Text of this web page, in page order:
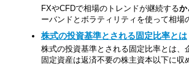
FXやCFDで相場のトレンドが継続するか
ーバンドとボラティリティを使って相場
株式の投資基準とされる固定比率とは
株式の投資基準とされる固定比率とは、
固定資産は返済不要の株主資本以下に収